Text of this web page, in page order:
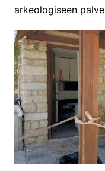
arkeologiseen